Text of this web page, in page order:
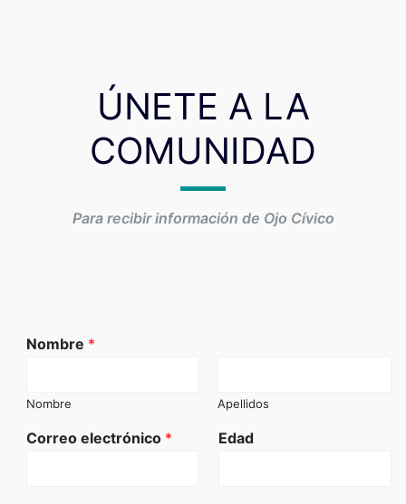
ÚNETE A LA
COMUNIDAD
Para recibir información de Ojo Cívico
Nombre *
Nombre Apellidos
Correo electrónico * Edad